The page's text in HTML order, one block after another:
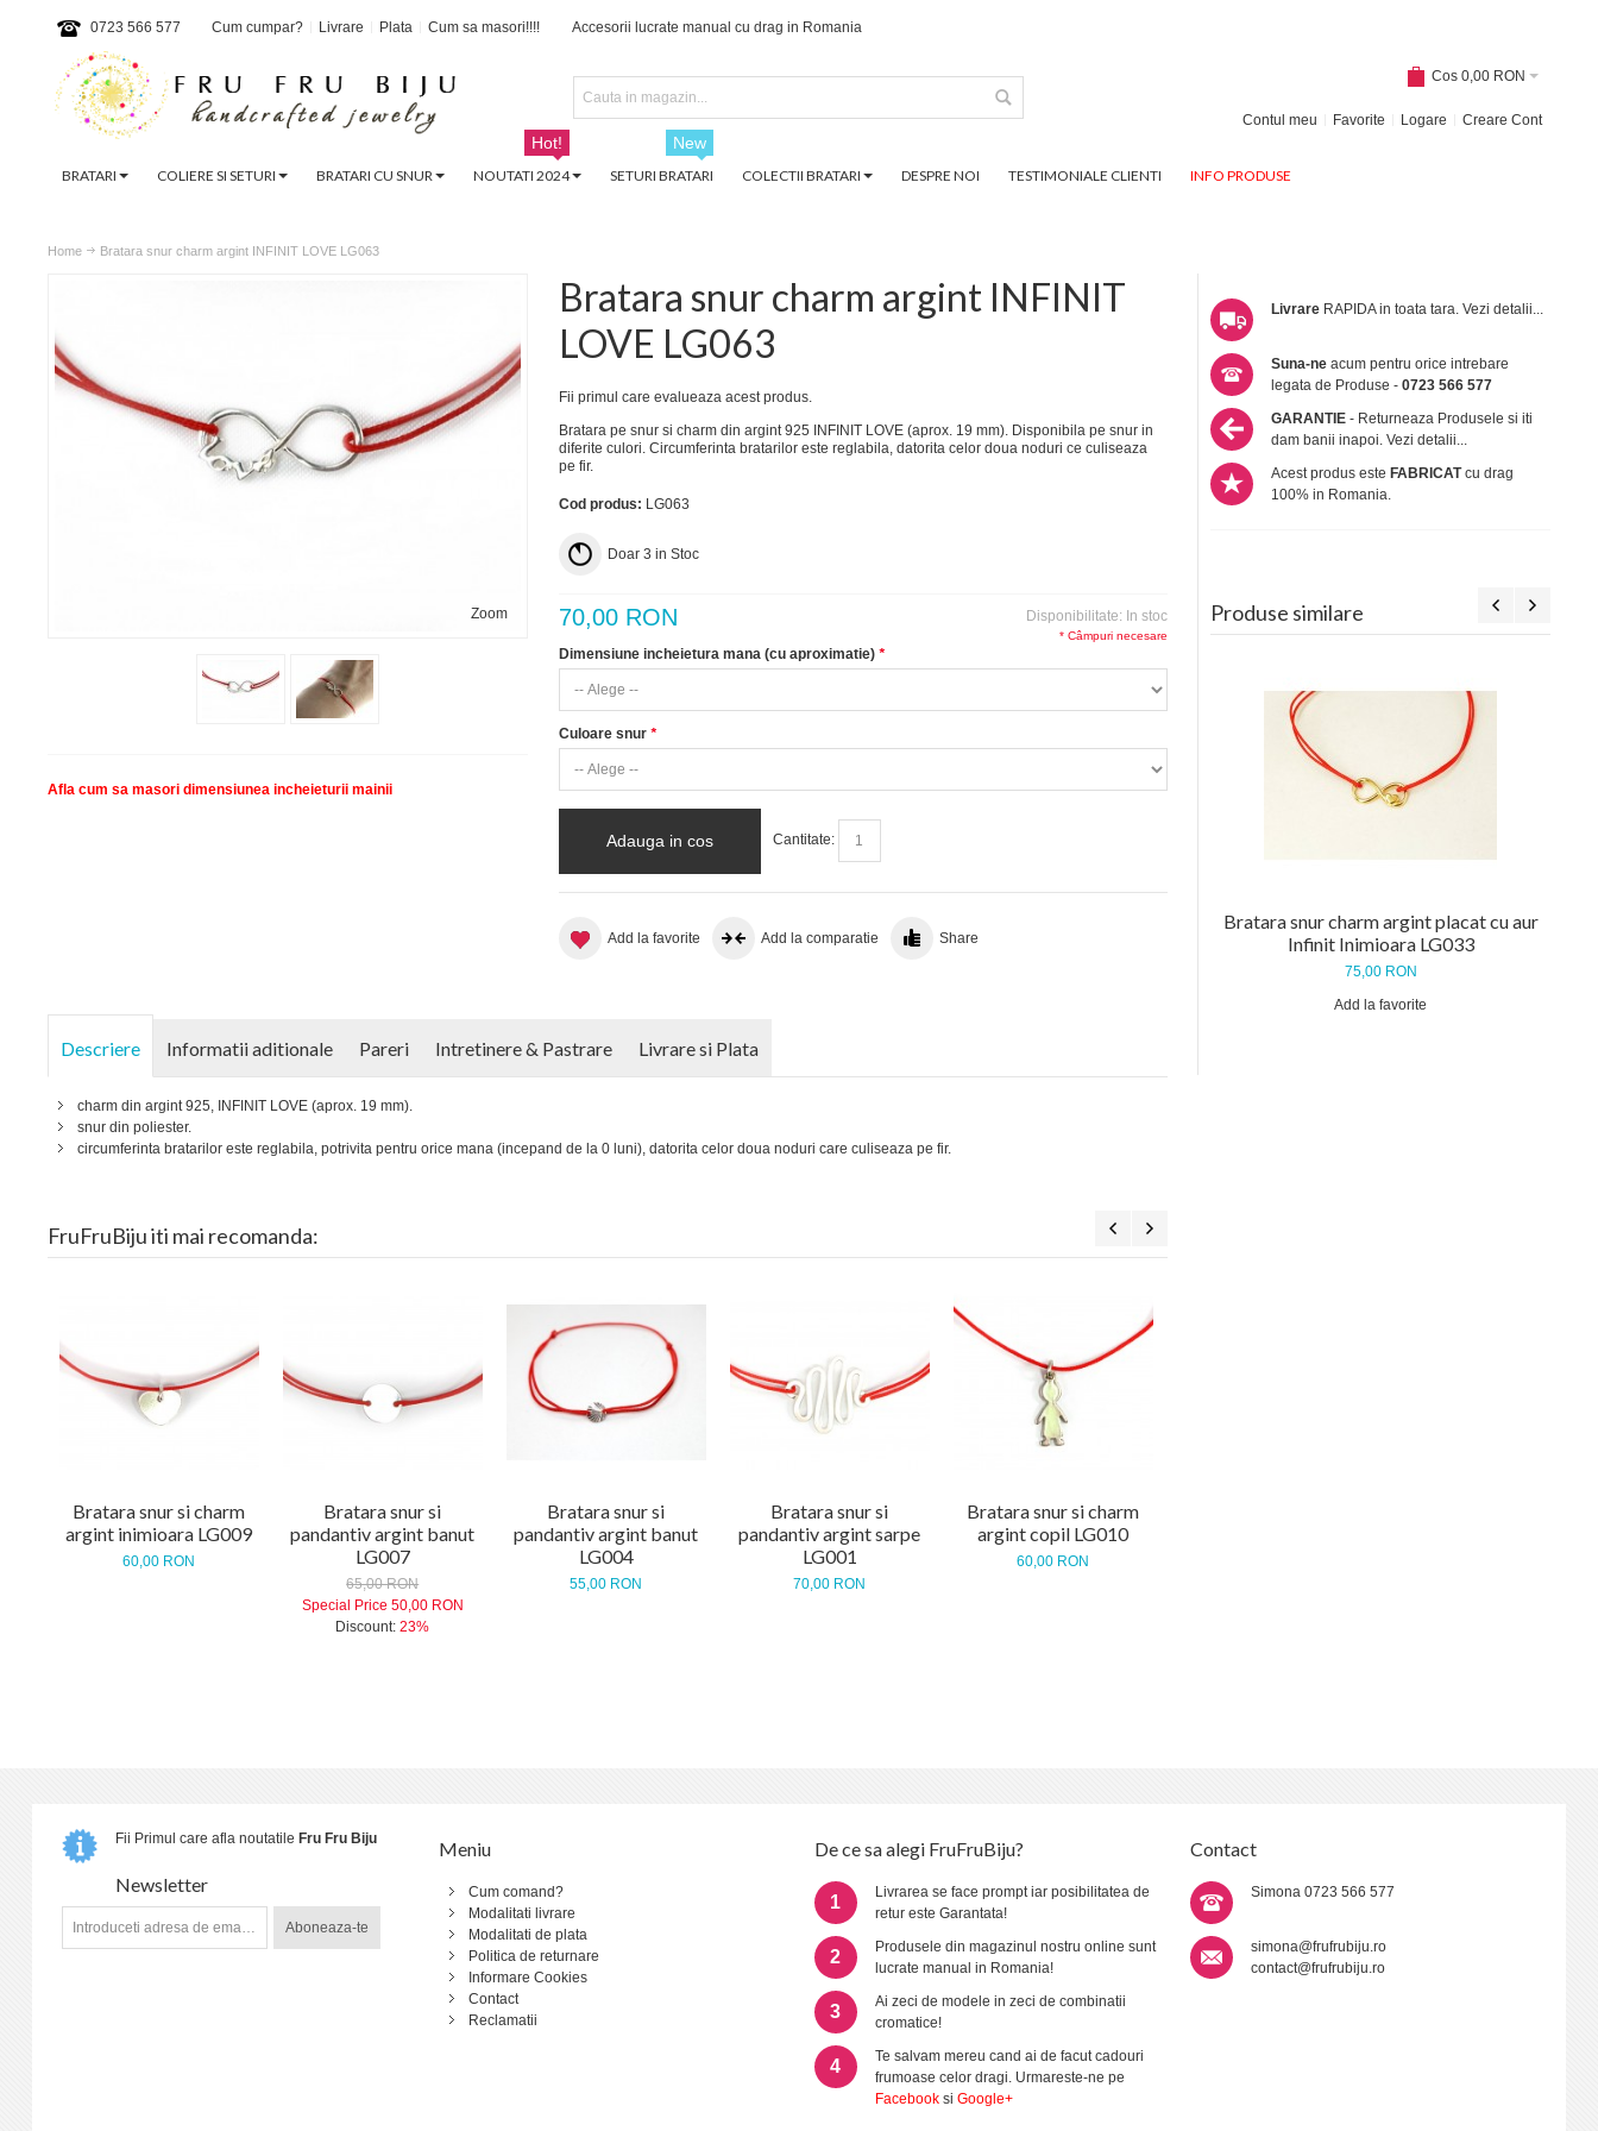
0723 566 577 Cum cumpar? Livrare Plata Cum sa masori!!!! Accesorii lucrate manual cu drag in Romania
Cos 0,00 RON
Contul meu Favorite Logare Creare Cont
BRATARI COLIERE SI SETURI BRATARI CU SNUR NOUTATI 2024
Hot!
SETURI BRATARI
New
COLECTII BRATARI DESPRE NOI TESTIMONIALE CLIENTI INFO PRODUSE
Home Bratara snur charm argint INFINIT LOVE LG063
Zoom
Afla cum sa masori dimensiunea incheieturii mainii
Bratara snur charm argint INFINIT
LOVE LG063
Fii primul care evalueaza acest produs.
Bratara pe snur si charm din argint 925 INFINIT LOVE (aprox. 19 mm). Disponibila pe snur in
diferite culori. Circumferinta bratarilor este reglabila, datorita celor doua noduri ce culiseaza
pe fir.
Cod produs: LG063
Doar 3 in Stoc
Disponibilitate: In stoc
70,00 RON
*
Dimensiune incheietura mana (cu aproximatie)
*
Culoare snur
* Câmpuri necesare
Adauga in cos Cantitate:
Add la favorite Add la comparatie Share
Livrare RAPIDA in toata tara.Vezi detalii...
Suna-ne acum pentru orice intrebare
legata de Produse -0723 566 577
GARANTIE - Returneaza Produsele si iti
dam banii inapoi.Vezi detalii...
Acest produs esteFABRICATcu drag
100% in Romania.
Produse similare
Bratara snur charm argint placat cu aur
Infinit Inimioara LG033
75,00 RON
Add la favorite
Descriere Informatii aditionale Pareri Intretinere & Pastrare Livrare si Plata
charm din argint 925, INFINIT LOVE (aprox. 19 mm).
snur din poliester.
circumferinta bratarilor este reglabila, potrivita pentru orice mana (incepand de la 0 luni), datorita celor doua noduri care culiseaza pe fir.
FruFruBiju iti mai recomanda:
Bratara snur si charm
argint inimioara LG009
60,00 RON
Bratara snur si
pandantiv argint banut
LG007
65,00 RON
Special Price 50,00 RON
Discount: 23%
Bratara snur si
pandantiv argint banut
LG004
55,00 RON
Bratara snur si
pandantiv argint sarpe
LG001
70,00 RON
Bratara snur si charm
argint copil LG010
60,00 RON
Fii Primul care afla noutatileFru Fru Biju
Newsletter
Aboneaza-te
Meniu
Cum comand?
Modalitati livrare
Modalitati de plata
Politica de returnare
Informare Cookies
Contact
Reclamatii
De ce sa alegi FruFruBiju?
1
Livrarea se face prompt iar posibilitatea de
retur este Garantata!
2
Produsele din magazinul nostru online sunt
lucrate manual in Romania!
3
Ai zeci de modele in zeci de combinatii
cromatice!
4
Te salvam mereu cand ai de facut cadouri
frumoase celor dragi. Urmareste-ne pe
Facebooksi Google+
Contact
Simona 0723 566 577
simona@frufrubiju.ro
contact@frufrubiju.ro